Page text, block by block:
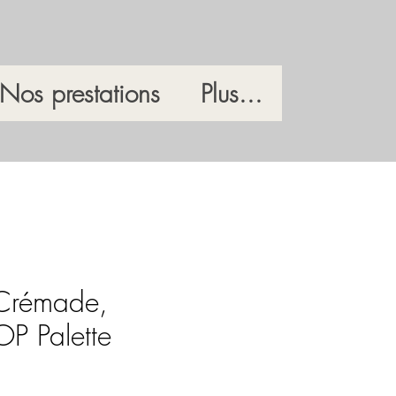
prestations Plus...
Palette